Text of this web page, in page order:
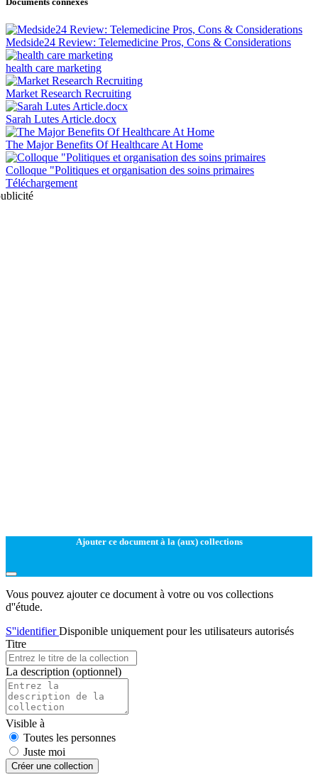
Medside24 Review: Telemedicine Pros, Cons & Considerations
health care marketing
Market Research Recruiting
Sarah Lutes Article.docx
The Major Benefits Of Healthcare At Home
Colloque "Politiques et organisation des soins primaires
Téléchargement
Ajouter ce document à la (aux) collections
Vous pouvez ajouter ce document à votre ou vos collections
d''étude.
S''identifierDisponible uniquement pour les utilisateurs autorisés
Titre
La description (optionnel)
Visible à
Toutes les personnes
Juste moi
Créer une collection